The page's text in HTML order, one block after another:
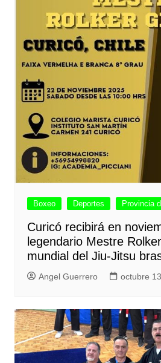
Boxeo Deportes Provincia
Curicó recibirá en
legendario Mestre
mundial del Jiu-Jitsu
Angel Guerrero octubre